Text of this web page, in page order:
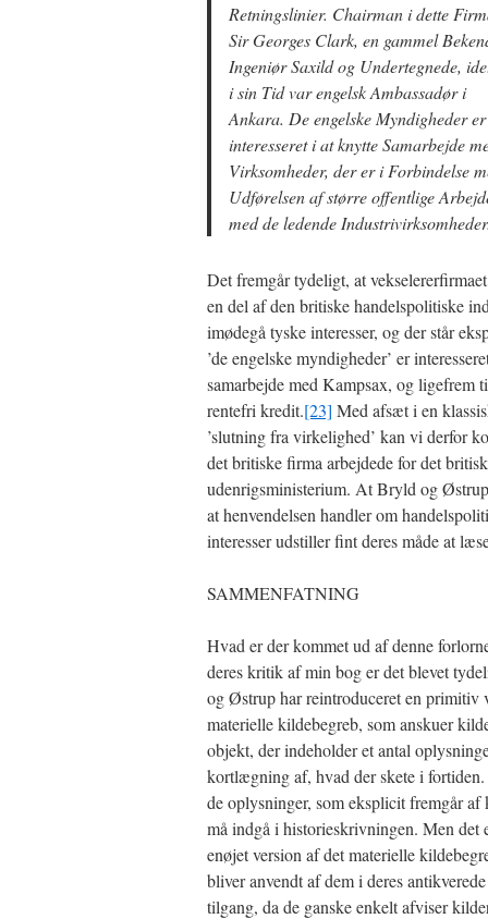
Retningslinier. Chairman i dette
Sir Georges Clark, en gammel
Ingeniør Saxild og Undertegnede,
i sin Tid var engelsk Ambassadør i
Ankara. De engelske Myndigheder er
interesseret i at knytte Samarbejde
Virksomheder, der er i Forbindelse
Udførelsen af større offentlige
med de ledende
Det fremgår tydeligt, at
en del af den britiske handelspolitiske
imødegå tyske interesser, og der står
’de engelske myndigheder’ er
samarbejde med Kampsax, og ligefrem
rentefri kredit.[23] Med afsæt i en
’slutning fra virkelighed’ kan vi derfor
det britiske firma arbejdede for det
udenrigsministerium. At Bryld og
at henvendelsen handler om
interesser udstiller fint deres måde at
SAMMENFATNING
Hvad er der kommet ud af denne
deres kritik af min bog er det blevet
og Østrup har reintroduceret en primitiv
materielle kildebegreb, som anskuer
objekt, der indeholder et antal
kortlægning af, hvad der skete i
de oplysninger, som eksplicit fremgår af
må indgå i historieskrivningen. Men det
enøjet version af det materielle
bliver anvendt af dem i deres
tilgang, da de ganske enkelt afviser